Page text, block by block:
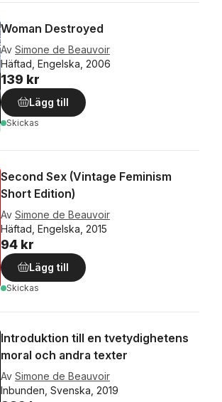
Woman Destroyed
Av Simone de Beauvoir
Häftad, Engelska, 2006
139 kr
Lägg till
Skickas
Second Sex (Vintage Feminism
Short Edition)
Av Simone de Beauvoir
Häftad, Engelska, 2015
94 kr
Lägg till
Skickas
Introduktion till en tvetydighetens
moral och andra texter
Av Simone de Beauvoir
Inbunden, Svenska, 2019